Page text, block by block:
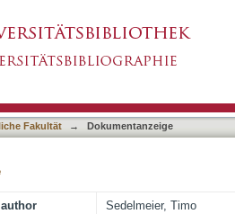
Fakultät → Dokumentanzeige
Sedelmeier, Timo